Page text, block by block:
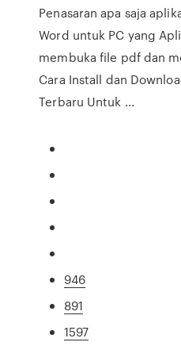
Penasaran apa saja
Word untuk PC yang
membuka file pdf dan
Cara Install dan
Terbaru Untuk ...
946
891
1597